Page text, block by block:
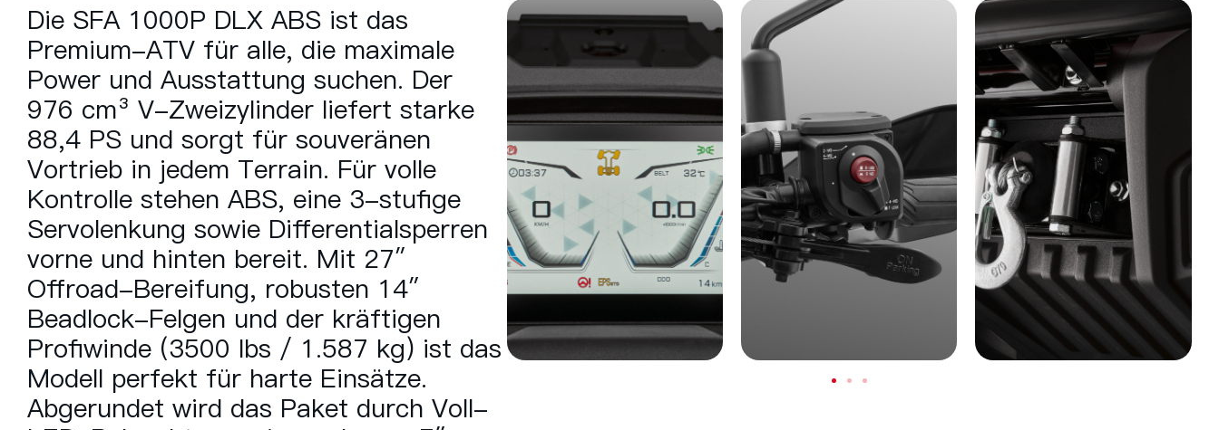
Die SFA 1000P DLX ABS ist das
Premium-ATV für alle, die maximale
Power und Ausstattung suchen. Der
976 cm³ V-Zweizylinder liefert starke
88,4 PS und sorgt für souveränen
Vortrieb in jedem Terrain. Für volle
Kontrolle stehen ABS, eine 3-stufige
Servolenkung sowie Differentialsperren
vorne und hinten bereit. Mit 27″
Offroad-Bereifung, robusten 14″
Beadlock-Felgen und der kräftigen
Profiwinde (3500 lbs / 1.587 kg) ist das
Modell perfekt für harte Einsätze.
Abgerundet wird das Paket durch Voll-